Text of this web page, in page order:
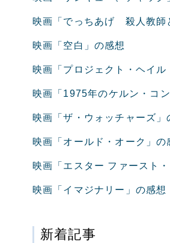
映画「でっちあげ 殺人教師
映画「空白」の感想
映画「プロジェクト・ヘイル
映画「1975年のケルン・コ
映画「ザ・ウォッチャーズ」
映画「オールド・オーク」の
映画「エスター ファースト
映画「イマジナリー」の感想
新着記事